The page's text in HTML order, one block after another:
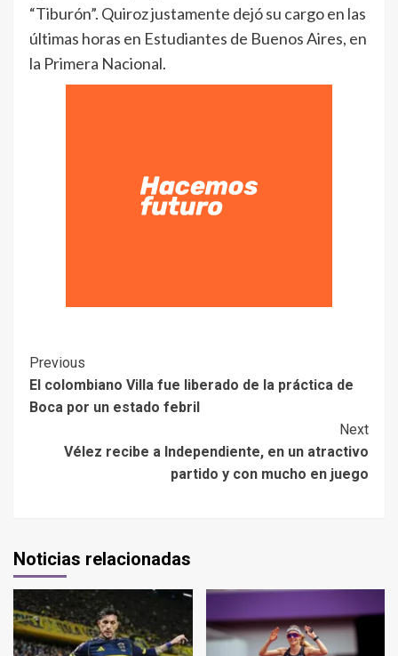
“Tiburón”. Quiroz justamente dejó su cargo en las
últimas horas en Estudiantes de Buenos Aires, en
la Primera Nacional.
Previous
El colombiano Villa fue liberado de la práctica de
Boca por un estado febril
Next
Vélez recibe a Independiente, en un atractivo
partido y con mucho en juego
Noticias relacionadas